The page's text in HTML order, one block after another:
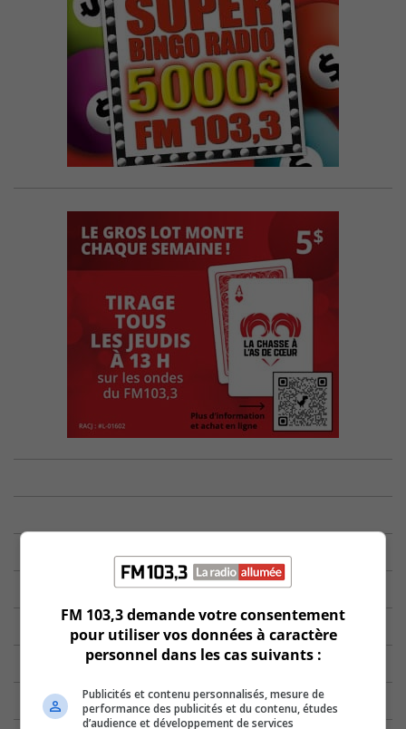
FM 103,3 demande votre consentement
pour utiliser vos données à caractère
personnel dans les cas suivants :
Publicités et contenu personnalisés, mesure de
performance des publicités et du contenu, études
d’audience et développement de services